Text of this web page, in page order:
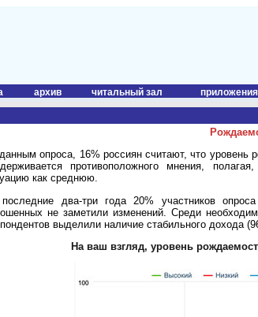
архив читальный зал приложения
опроса, 16% россиян считают, что
противоположного мнения,
как среднюю.
два-три года 20% участников
не заметили изменений. Среди
выделили наличие стабильного дохода
На ваш взгляд, уровень